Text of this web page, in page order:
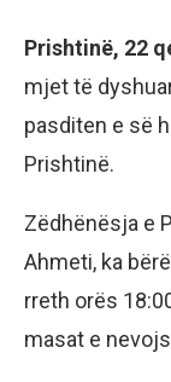
Prishtinë, 22
mjet të
pasditen e së
Prishtinë.
Zëdhënësja e
Ahmeti, ka
rreth orës
masat e